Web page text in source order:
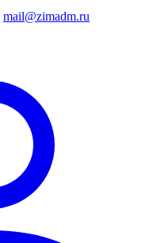
mail@zimadm.ru